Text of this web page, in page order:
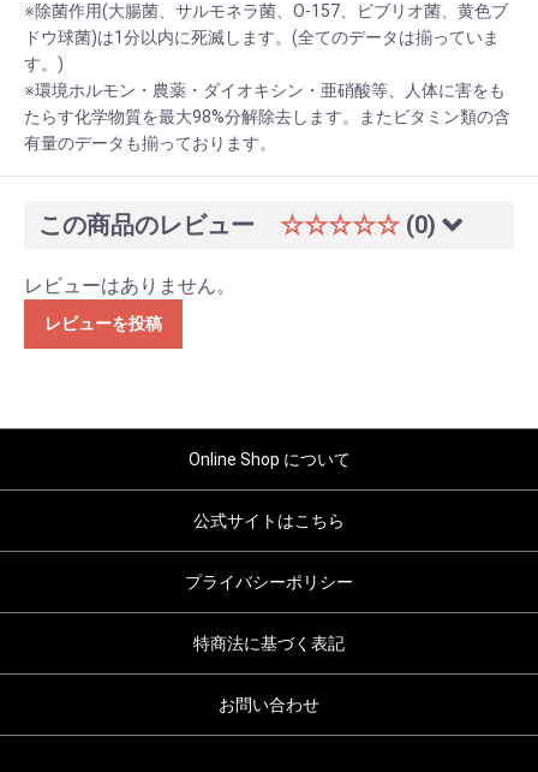
※除菌作用(大腸菌、サルモネラ菌、O-157、ビブリオ菌、黄色ブ
ドウ球菌)は1分以内に死滅します。(全てのデータは揃っていま
す。)
※環境ホルモン・農薬・ダイオキシン・亜硝酸等、人体に害をも
たらす化学物質を最大98%分解除去します。またビタミン類の含
有量のデータも揃っております。
この商品のレビュー ☆☆☆☆☆ (0)
レビューはありません。
レビューを投稿
Online Shop について
公式サイトはこちら
プライバシーポリシー
特商法に基づく表記
お問い合わせ